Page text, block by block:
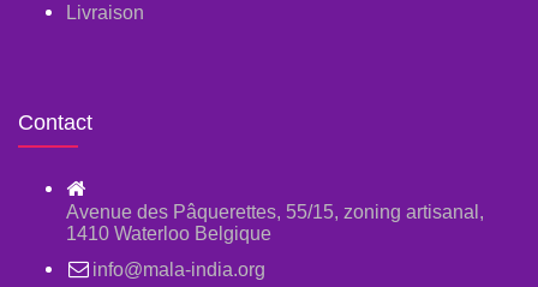
Livraison
Contact
Avenue des Pâquerettes, 55/15, zoning artisanal,
1410 Waterloo Belgique
info@mala-india.org